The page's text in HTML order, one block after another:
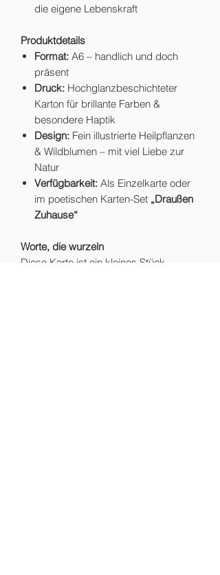
die eigene Lebenskraft
Produktdetails
Format: A6 – handlich und doch
präsent
Druck: Hochglanzbeschichteter
Karton für brillante Farben &
besondere Haptik
Design: Fein illustrierte Heilpflanzen
& Wildblumen – mit viel Liebe zur
Natur
Verfügbarkeit: Als Einzelkarte oder
im poetischen Karten-Set „Draußen
Zuhause“
Worte, die wurzeln
Diese Karte ist ein kleines Stück